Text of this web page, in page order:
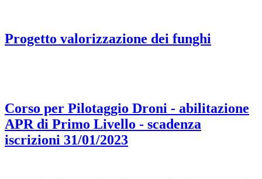
Progetto valorizzazione dei funghi
Corso per Pilotaggio Droni - abilitazione
APR di Primo Livello - scadenza
iscrizioni 31/01/2023